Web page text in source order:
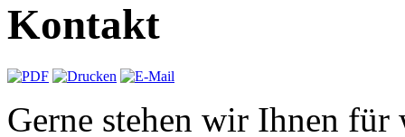
Kontakt
Gerne stehen wir Ihnen